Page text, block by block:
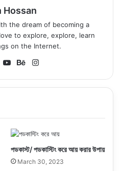
Hossan
the dream of becoming a
to explore, explore, learn
on the Internet.
X
Yo
ub
Be
nc
ra
পডকাস্ট/ পডকাস্টিং করে আয় করার উপায়
March 30, 2023